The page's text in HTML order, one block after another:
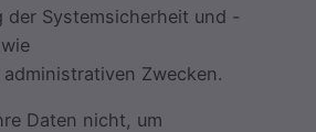
der Systemsicherheit und -
Zwecken.
Daten nicht, um